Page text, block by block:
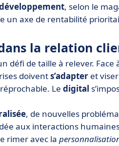
, selon le
un axe de rentabilité
la relation
défi de taille à relever. Face
doivents’adapter et
Le digital
, de nouvelles
aux interactions
rimer avec la